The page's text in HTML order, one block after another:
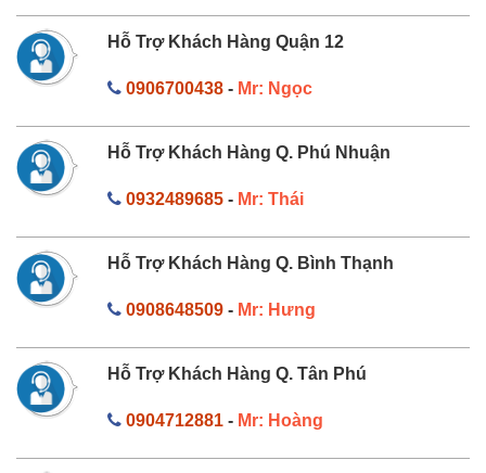
Hỗ Trợ Khách Hàng Quận 12
0906700438- Mr: Ngọc
Hỗ Trợ Khách Hàng Q. Phú Nhuận
0932489685- Mr: Thái
Hỗ Trợ Khách Hàng Q. Bình Thạnh
0908648509- Mr: Hưng
Hỗ Trợ Khách Hàng Q. Tân Phú
0904712881- Mr: Hoàng